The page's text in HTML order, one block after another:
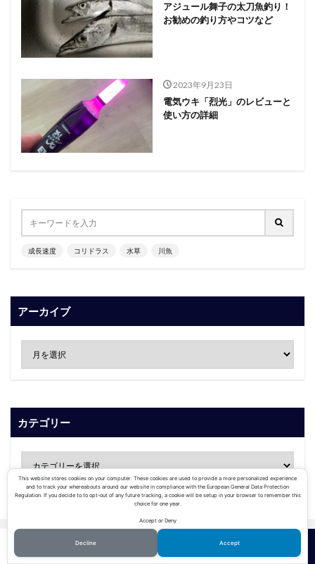
アジュール舞子の太刀魚釣り！
お勧めの釣り方やコツなど
2023年9月23日
電気ウキ「烈光」のレビューと
使い方の詳細
成長速度 コリドラス 水草 川魚
アーカイブ
カテゴリー
This website stores cookies on your computer. These cookies are used to provide a more personalized experience
and to track your whereabouts around our website in compliance with the European General Data Protection
Regulation. If you decide to to opt-out of any future tracking, a cookie will be setup in your browser to remember this
choice for one year.
Accept or Deny
Decline Accept